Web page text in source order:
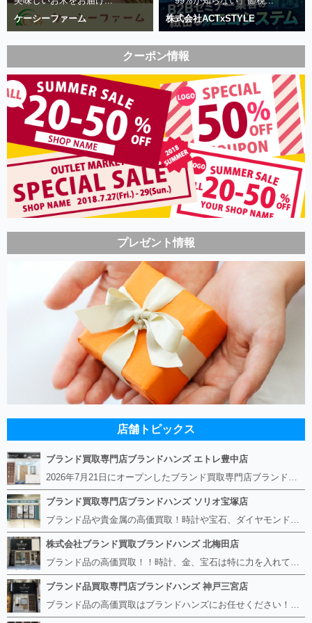
ケーシーファーム
株式会社ACTxSTYLE
クーポン情報
プレゼント情報
店舗トピックス
ブランド買取専門店ブランドハンズ エトレ豊中店
2026年7月21日にオープンしたブランド買取専門店ブランドハンズ エトレ豊中店です。 阪急豊中駅直結のショッピングモール エトレとよなかの１階に店舗がございます。 金・貴金属、ブランド品、時計、宝石などその他ブランド食器や美容機器、ブランド香水や化粧品などの取り扱いもございます。 熟練の鑑定士が親切・丁寧に接客、査定をさせていただきます。 査定だけでもOK。お気軽にご来店下さいませ！
ブランド買取専門店ブランドハンズ ソリオ宝塚店
ブランド品や貴金属の高価買取！時計や宝石、ダイヤモンドなど家に眠っているものがあったら捨てる前にブランドハンズへお越しください。 査定料は無料、お値段が付くものかお調べいたします！ 宅配買取もありますので使っていない古いルイヴィトンのバッグや財布、壊れているオメガの時計、千切れている金のネックレスや指輪、小型家電も取り扱っておりますのでお気軽にご利用下さい☆ その他ブランド食器、銀シルバー製品、美容機器、脱毛器、スマホなど幅広く取り扱っております！
株式会社ブランド買取ブランドハンズ 北梅田店
ブランド品の高価買取！！時計、金、宝石は特に力を入れています！ ルイヴィトン、シャネル、ロレックス、エルメスはもちろん、グッチ、プラダ、セリーヌ、フェンディなどなど、 その他ブランド食器、銀シルバー製品、美容機器、脱毛器、スマホなど幅広く取り扱っているので まずは無料査定にお越しください！ 手数料は全て無料！全国対応の宅配買取も行っておりますのでお気軽にご連絡下さい！
ブランド品買取専門店ブランドハンズ 神戸三宮店
ブランド品の高価買取はブランドハンズにお任せください！！ 高騰し続けている金・貴金属はもちろん、ルイヴィトン、エルメス、シャネル、ロレックスは特に力を入れております。 その他ブランド食器、銀シルバー製品、美容機器、脱毛器、スマホなど幅広く取り扱っております！ 鑑定士は経験豊富で親切丁寧な対応を心がけております。 鑑定書がないものでもしっかり見させて頂きます。